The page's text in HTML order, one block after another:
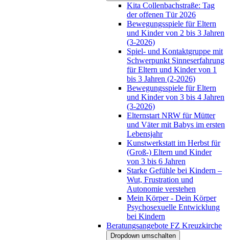
Kita Collenbachstraße: Tag
der offenen Tür 2026
Bewegungsspiele für Eltern
und Kinder von 2 bis 3 Jahren
(3-2026)
Spiel- und Kontaktgruppe mit
Schwerpunkt Sinneserfahrung
für Eltern und Kinder von 1
bis 3 Jahren (2-2026)
Bewegungsspiele für Eltern
und Kinder von 3 bis 4 Jahren
(3-2026)
Elternstart NRW für Mütter
und Väter mit Babys im ersten
Lebensjahr
Kunstwerkstatt im Herbst für
(Groß-) Eltern und Kinder
von 3 bis 6 Jahren
Starke Gefühle bei Kindern –
Wut, Frustration und
Autonomie verstehen
Mein Körper - Dein Körper
Psychosexuelle Entwicklung
bei Kindern
Beratungsangebote FZ Kreuzkirche
Dropdown umschalten